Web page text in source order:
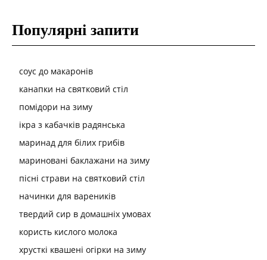
Популярні запити
соус до макаронів
канапки на святковий стіл
помідори на зиму
ікра з кабачків радянська
маринад для білих грибів
мариновані баклажани на зиму
пісні страви на святковий стіл
начинки для вареників
твердий сир в домашніх умовах
користь кислого молока
хрусткі квашені огірки на зиму